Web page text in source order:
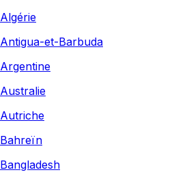
Algérie
Antigua-et-Barbuda
Argentine
Australie
Autriche
Bahreïn
Bangladesh